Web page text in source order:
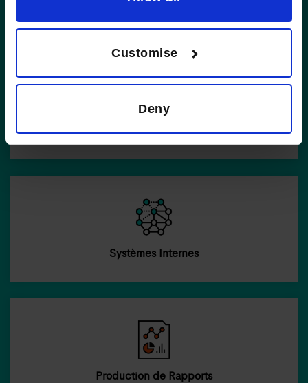
Customise
Deny
Financement Stratégique
Systèmes Internes
Production de Rapports